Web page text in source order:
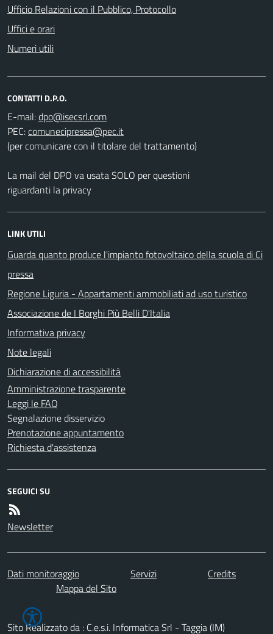
Ufficio Relazioni con il Pubblico, Protocollo
Uffici e orari
Numeri utili
CONTATTI D.P.O.
E-mail:
PEC:
(per comunicare con il titolare del trattamento)
La mail del DPO va usata SOLO per questioni
riguardanti la privacy
LINK UTILI
Guarda quanto produce l'impianto fotovoltaico della scuola di Ci
pressa
Regione Liguria - Appartamenti ammobiliati ad uso turistico
Associazione de I Borghi Più Belli D'Italia
Informativa privacy
Note legali
Dichiarazione di accessibilità
Amministrazione trasparente
Leggi le FAQ
Segnalazione disservizio
Prenotazione appuntamento
Richiesta d'assistenza
SEGUICI SU
Newsletter
Dati monitoraggio Servizi
Credits
Mappa del Sito
Sito Realizzato da : C.e.s.i. Informatica Srl - Taggia (IM)